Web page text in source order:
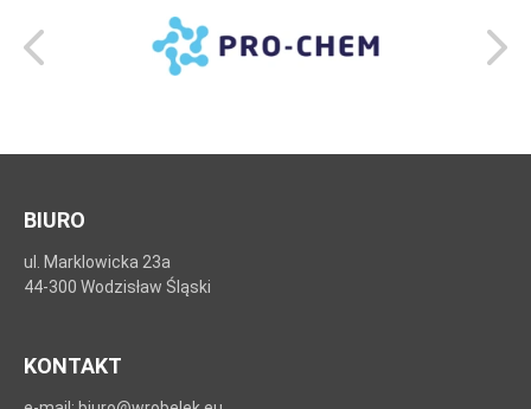
BIURO
ul. Marklowicka 23a
44-300 Wodzisław Śląski
KONTAKT